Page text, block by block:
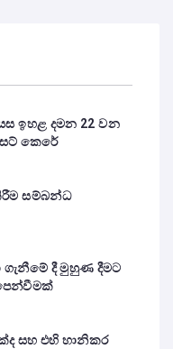
ඉහළ දමන 22 වන
කෙරේ
සම්බන්ධ
දී මුහුණ දීමට
සහ එහි හානිකර